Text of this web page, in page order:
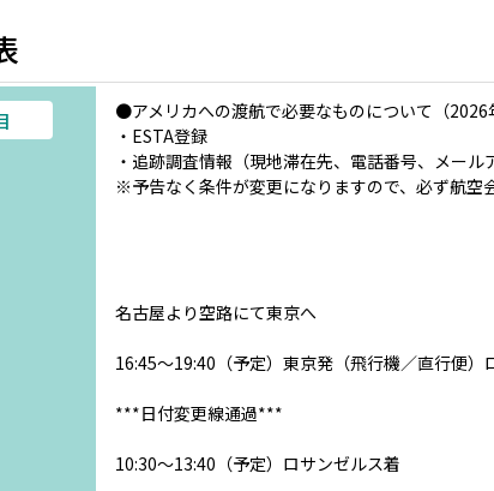
●アメリカへの渡航で必要なものについて（2026
・ESTA登録
・追跡調査情報（現地滞在先、電話番号、メール
※予告なく条件が変更になりますので、必ず航空
名古屋より空路にて東京へ
16:45～19:40（予定）東京発（飛行機／直行便）
***日付変更線通過***
10:30～13:40（予定）ロサンゼルス着